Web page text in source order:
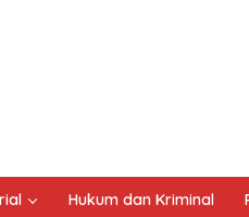
Hukum dan Kriminal